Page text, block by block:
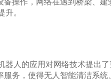
。
人的应用对网络技术提出
务，使得无人智能清洁系